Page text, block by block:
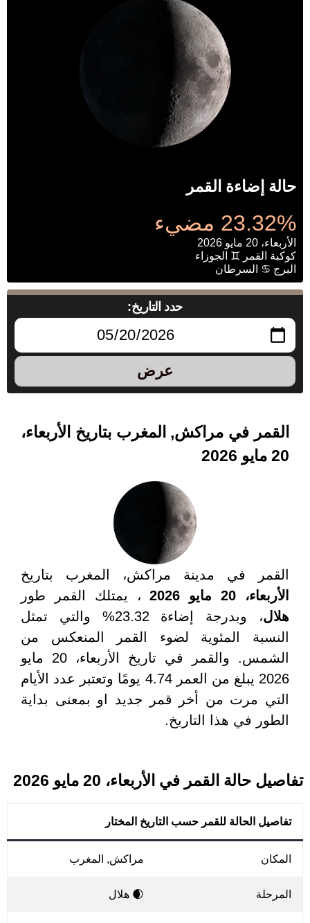
حالة إضاءة القمر
23.32% مضيء
الأربعاء، 20 مايو 2026
كوكبة القمر ♊ الجوزاء
البرج ♋ السرطان
حدد التاريخ:
عرض
القمر في مراكش, المغرب بتاريخ الأربعاء،
20 مايو 2026
القمر في مدينة مراكش، المغرب بتاريخ
الأربعاء، 20 مايو 2026
، يمتلك القمر طور
هلال
، وبدرجة إضاءة 23.32% والتي تمثل
النسبة المئوية لضوء القمر المنعكس من
الشمس. والقمر في تاريخ الأربعاء، 20 مايو
2026 يبلغ من العمر 4.74 يومًا وتعتبر عدد الأيام
التي مرت من أخر قمر جديد او بمعنى بداية
الطور في هذا التاريخ.
تفاصيل حالة القمر في الأربعاء، 20 مايو 2026
تفاصيل الحالة للقمر حسب التاريخ المختار
المكان مراكش, المغرب
المرحلة 🌒 هلال